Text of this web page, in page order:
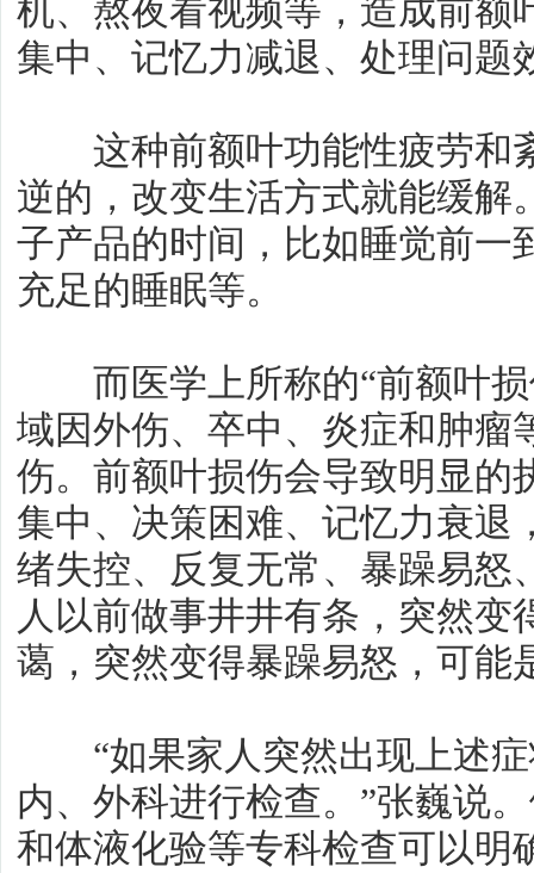
机、熬夜看视频等，造成前额
集中、记忆力减退、处理问题
这种前额叶功能性疲劳和
逆的，改变生活方式就能缓解
子产品的时间，比如睡觉前一
充足的睡眠等。
而医学上所称的“前额叶损
域因外伤、卒中、炎症和肿瘤
伤。前额叶损伤会导致明显的
集中、决策困难、记忆力衰退
绪失控、反复无常、暴躁易怒
人以前做事井井有条，突然变
蔼，突然变得暴躁易怒，可能
“如果家人突然出现上述症
内、外科进行检查。”张巍说
和体液化验等专科检查可以明